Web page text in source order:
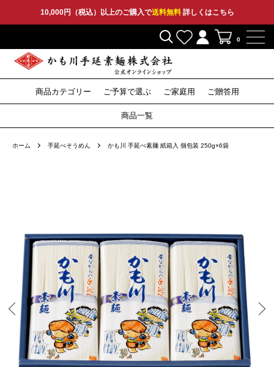
10,000円（税込）以上のご購入で送料無料詳しくはこちら
0
商品カテゴリー
うどん
そうめん
ひやむぎ
そば
つゆ
セット
その他
特産品
ご予算で選ぶ
〜1,999円
2,000円〜
3,000円〜
5,000円〜
10,000円〜
ご家庭用
うどん
そうめん
ひやむぎ
そば
つゆ
セット
その他
ご贈答用
うどん
そうめん
ひやむぎ
そば
セット
その他
商品一覧
ホーム 手延べそうめん かも川 手延べ素麺 紙箱入 個包装 250g×6袋